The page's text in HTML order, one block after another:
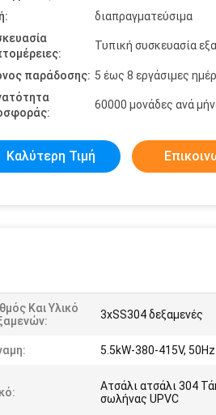
διαπραγματεύσιμα
Τυπική συσκευασία
παράδοσης: 5 έως 8 εργάσιμες
60000 μονάδες ανά
Καλύτερη Τιμή
Και Υλικό
3xSS304 δεξαμενές
5.5kW-380-415V, 50Hz
Ατσάλι ατσάλι 304
σωλήνας UPVC